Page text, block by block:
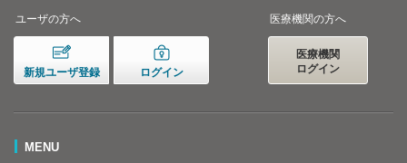
ユーザの方へ
新規ユーザ登録 ログイン
医療機関の方へ
医療機関
ログイン
MENU